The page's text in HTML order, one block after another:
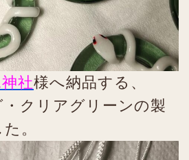
社様へ納品する、
クリアグリーンの製
。